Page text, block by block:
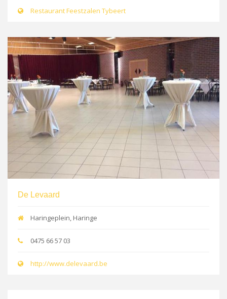
Restaurant Feestzalen Tybeert
De Levaard
Haringeplein, Haringe
0475 66 57 03
http://www.delevaard.be